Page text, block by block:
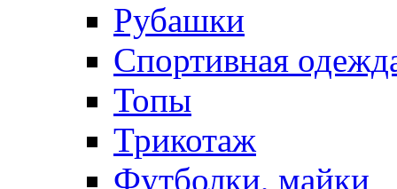
Рубашки
Спортивная
Топы
Трикотаж
Футболки, майки